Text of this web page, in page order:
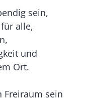
sein,
alle,
und
Ort.
Freiraum sein